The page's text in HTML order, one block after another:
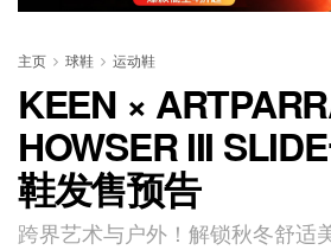
主页 球鞋 运动鞋
KEEN ×
HOWSER III
鞋发售预告
跨界艺术与户外！解锁秋冬舒适